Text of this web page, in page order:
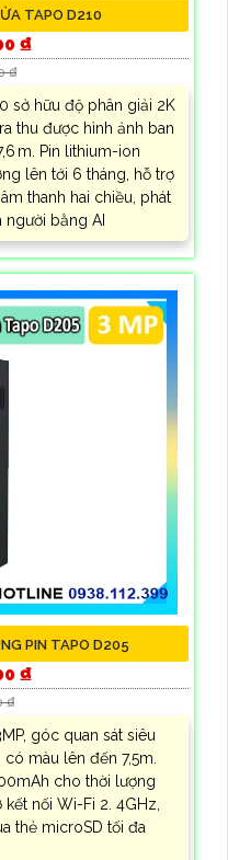
TAPO D210
₫
₫
sở hữu độ phân giải 2K
thu được hình ảnh ban
m. Pin lithium-ion
lên tới 6 tháng, hỗ trợ
thanh hai chiều, phát
người bằng AI
PIN TAPO D205
₫
₫
góc quan sát siêu
màu lên đến 7,5m.
cho thời lượng
nối Wi-Fi 2. 4GHz,
thẻ microSD tối đa